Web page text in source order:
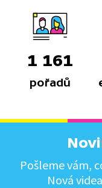
1 161
pořadů
Pošleme vám,
Nová